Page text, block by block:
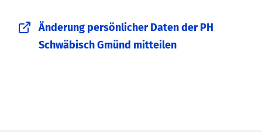
Änderung persönlicher Daten der PH
Schwäbisch Gmünd mitteilen